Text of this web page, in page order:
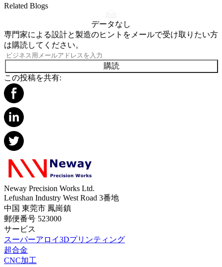
Related Blogs
データなし
専門家による設計と製造のヒントをメールで受け取りたい方
は購読してください。
購読
この投稿を共有:
Neway Precision Works Ltd.
Lefushan Industry West Road 3番地
中国 東莞市 鳳崗鎮
郵便番号 523000
サービス
スーパーアロイ3Dプリンティング
超合金
CNC加工